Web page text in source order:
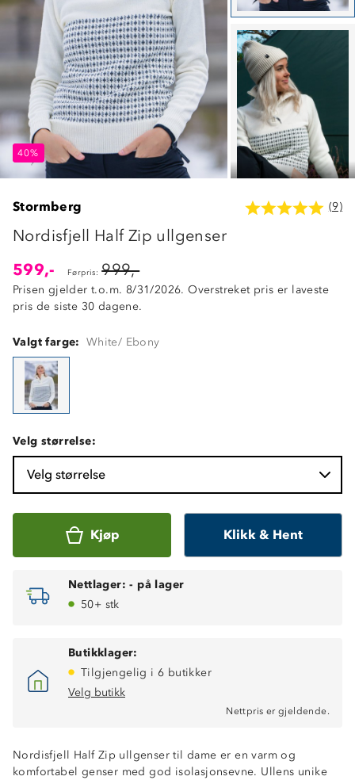
40% 40%
40%
Stormberg (9)
Nordisfjell Half Zip ullgenser
599,-
Førpris: 999,-
Prisen gjelder t.o.m. 8/31/2026. Overstreket pris er laveste
pris de siste 30 dagene.
Valgt farge: White/ Ebony
Velg størrelse:
Velg størrelse
Kjøp Klikk & Hent
Nettlager: - på lager
50+ stk
Butikklager:
Tilgjengelig i 6 butikker
Velg butikk
Nettpris er gjeldende.
Nordisfjell Half Zip ullgenser til dame er en varm og
komfortabel genser med god isolasjonsevne. Ullens unike